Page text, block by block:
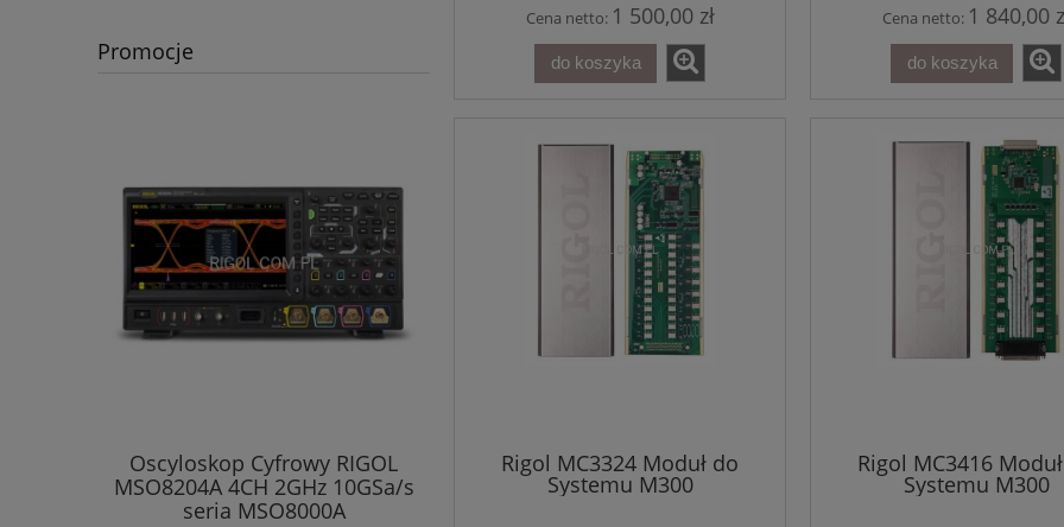
Promocje
Oscyloskop Cyfrowy RIGOL
MSO8204A 4CH 2GHz 10GSa/s
seria MSO8000A
Rigol TX1000 Moduł
Demonstracyjny (Nadajnik)
Cena netto: 1 500,00 zł
do koszyka
Cena netto: 1 840,00
do koszyka
Rigol MC3324 Moduł do
Systemu M300
Rigol MC3416
Systemu M300